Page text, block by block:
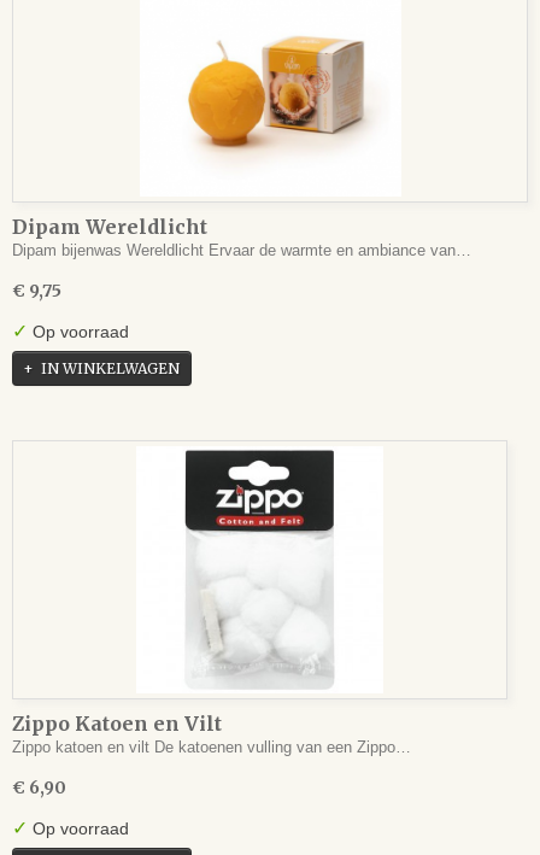
Dipam Wereldlicht
Dipam bijenwas Wereldlicht Ervaar de warmte en ambiance van…
€ 9,75
✓ Op voorraad
IN WINKELWAGEN
Zippo Katoen en Vilt
Zippo katoen en vilt De katoenen vulling van een Zippo…
€ 6,90
✓ Op voorraad